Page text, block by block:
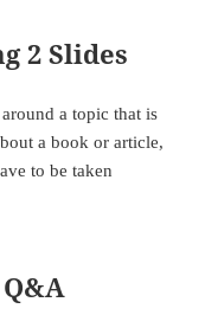
2 Slides
a topic that is
a book or article,
to be taken